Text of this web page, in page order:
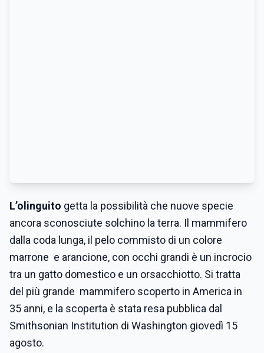
L’olinguito getta la possibilità che nuove specie
ancora sconosciute solchino la terra. Il mammifero
dalla coda lunga, il pelo commisto di un colore
marrone e arancione, con occhi grandi è un incrocio
tra un gatto domestico e un orsacchiotto. Si tratta
del più grande mammifero scoperto in America in
35 anni, e la scoperta è stata resa pubblica dal
Smithsonian Institution di Washington giovedì 15
agosto.